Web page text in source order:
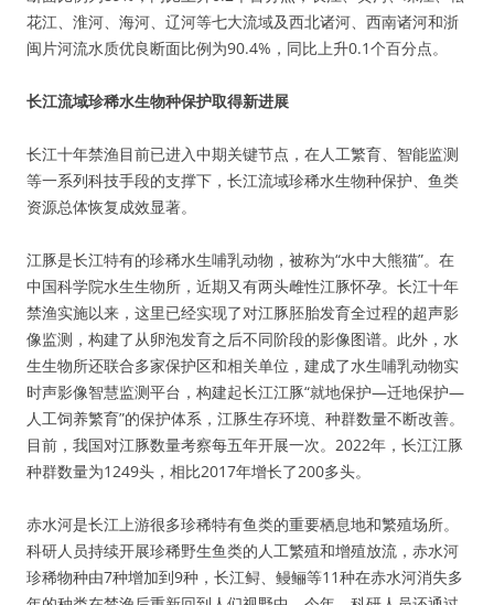
花江、淮河、海河、辽河等七大流域及西北诸河、西南诸河和浙
闽片河流水质优良断面比例为90.4%，同比上升0.1个百分点。
长江流域珍稀水生物种保护取得新进展
长江十年禁渔目前已进入中期关键节点，在人工繁育、智能监测
等一系列科技手段的支撑下，长江流域珍稀水生物种保护、鱼类
资源总体恢复成效显著。
江豚是长江特有的珍稀水生哺乳动物，被称为“水中大熊猫”。在
中国科学院水生生物所，近期又有两头雌性江豚怀孕。长江十年
禁渔实施以来，这里已经实现了对江豚胚胎发育全过程的超声影
像监测，构建了从卵泡发育之后不同阶段的影像图谱。此外，水
生生物所还联合多家保护区和相关单位，建成了水生哺乳动物实
时声影像智慧监测平台，构建起长江江豚“就地保护—迁地保护—
人工饲养繁育”的保护体系，江豚生存环境、种群数量不断改善。
目前，我国对江豚数量考察每五年开展一次。2022年，长江江豚
种群数量为1249头，相比2017年增长了200多头。
赤水河是长江上游很多珍稀特有鱼类的重要栖息地和繁殖场所。
科研人员持续开展珍稀野生鱼类的人工繁殖和增殖放流，赤水河
珍稀物种由7种增加到9种，长江鲟、鳗鲡等11种在赤水河消失多